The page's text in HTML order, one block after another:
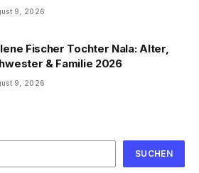
9, 2026
Fischer Tochter Nala: Alter,
& Familie 2026
9, 2026
SUCHEN